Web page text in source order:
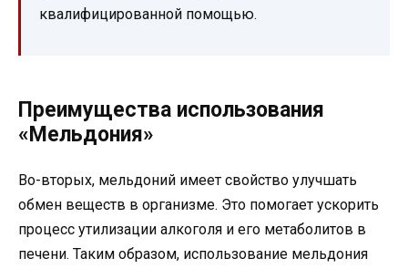
квалифицированной помощью.
Преимущества использования
«Мельдония»
Во-вторых, мельдоний имеет свойство улучшать
обмен веществ в организме. Это помогает ускорить
процесс утилизации алкоголя и его метаболитов в
печени. Таким образом, использование мельдония